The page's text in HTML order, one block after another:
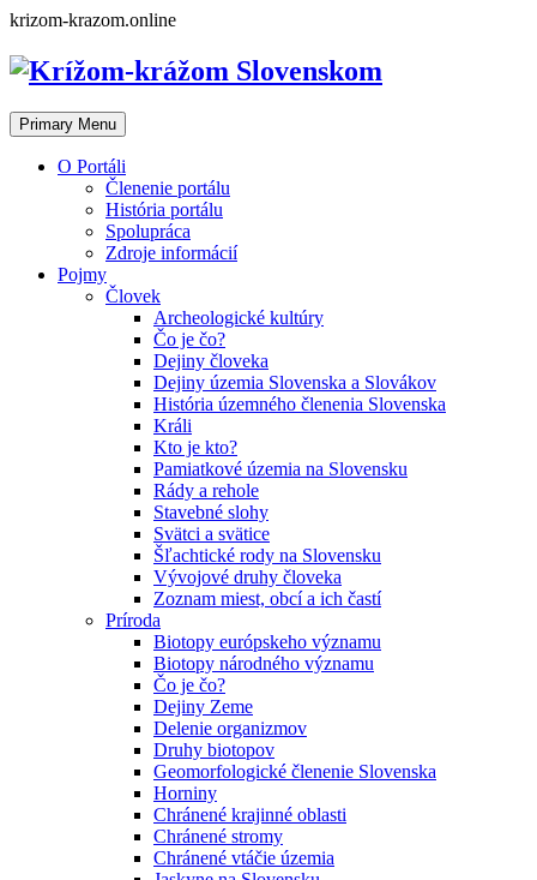
Skip
content
krizom-krazom.online
Primary Menu
O Portáli
Členenie portálu
História portálu
Spolupráca
Zdroje informácií
Pojmy
Človek
Archeologické kultúry
Čo je čo?
Dejiny človeka
Dejiny územia Slovenska a Slovákov
História územného členenia Slovenska
Králi
Kto je kto?
Pamiatkové územia na Slovensku
Rády a rehole
Stavebné slohy
Svätci a svätice
Šľachtické rody na Slovensku
Vývojové druhy človeka
Zoznam miest, obcí a ich častí
Príroda
Biotopy európskeho významu
Biotopy národného významu
Čo je čo?
Dejiny Zeme
Delenie organizmov
Druhy biotopov
Geomorfologické členenie Slovenska
Horniny
Chránené krajinné oblasti
Chránené stromy
Chránené vtáčie územia